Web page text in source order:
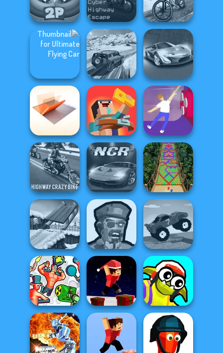
Offroad Life 3D
3D
Gang Brawlers
MX Offroad
Master
Cyber Highway
Escape
Ragdoll Arena 2
Grand Cyber City
SUV Snow
Driving 3D
Ultimate Flying
Car
Balance It
Noob: Zombie
Prison Escape
Folding Blocks
Puzzle
Bubble Fall
Night City Racing
Highway Crazy
Bike
Funny Mad
Racing
Zombies
Shooter
Snow Ride 3D
Funny Blade &
Magic
Parkour Block
Xmas Special
Funny Shooter 2